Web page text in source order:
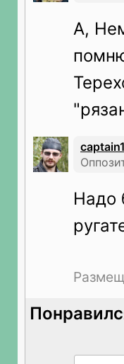
А,
Надо